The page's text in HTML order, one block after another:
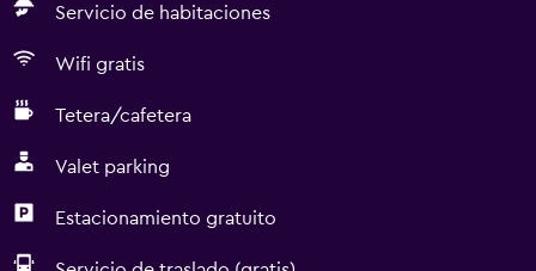
Servicio de habitaciones
Wifi gratis
Tetera/cafetera
Valet parking
Estacionamiento gratuito